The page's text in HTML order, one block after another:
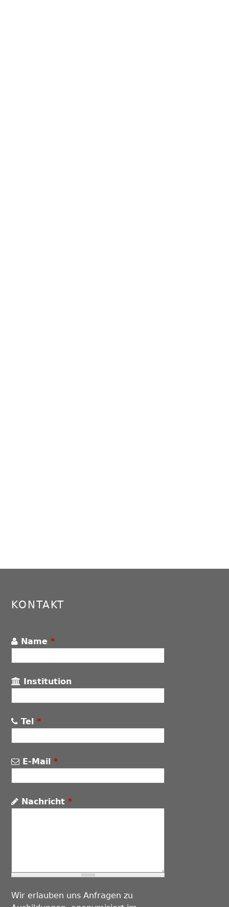
KONTAKT
Name*
Institution
Tel*
E-Mail*
Nachricht*
Wir erlauben uns Anfragen zu